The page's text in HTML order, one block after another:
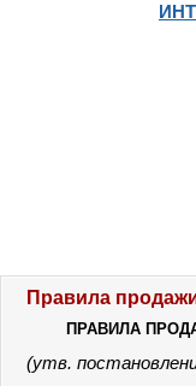
Правила
ПРАВИЛА
(утв.